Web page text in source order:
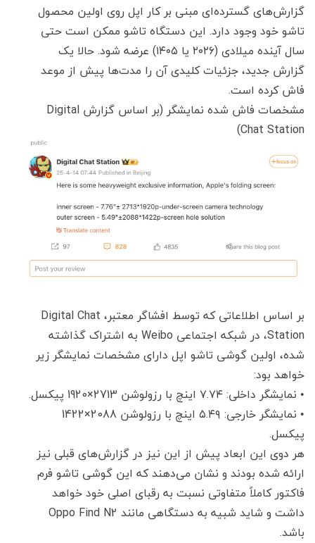
گزارش‌های گسترده‌ای مبنی بر کار اپل روی اولین محصول
تاشو خود وجود دارد. این دستگاه تاشو ممکن است حتی
سال آینده میلادی (۲۰۲۶ یا ۱۴۰۵) عرضه شود. حالا یک
گزارش جدید، جزئیات کلیدی آن را مدت‌ها پیش از موعد
فاش کرده است.
مشخصات فاش شده نمایشگر (بر اساس گزارش Digital
Chat Station)
بر اساس اطلاعاتی که توسط افشاگر معتبر، Digital Chat
Station، در شبکه اجتماعی Weibo به اشتراک گذاشته
شده، اولین گوشی تاشو اپل دارای مشخصات نمایشگر زیر
خواهد بود:
• نمایشگر داخلی: ۷.۷۴ اینچ با رزولوشن 2713×1920 پیکسل.
• نمایشگر خارجی: ۵.۴۹ اینچ با رزولوشن 2088×1422
پیکسل.
هر دوی این ابعاد پیش از این نیز در گزارش‌های قبلی نیز
ارائه شده بودند و نشان می‌دهند که این گوشی تاشو فرم
فاکتور کاملاً متفاوتی نسبت به رقبای اصلی خود خواهد
داشت و شاید شبیه به دستگاهی مانند Oppo Find N2
باشد.